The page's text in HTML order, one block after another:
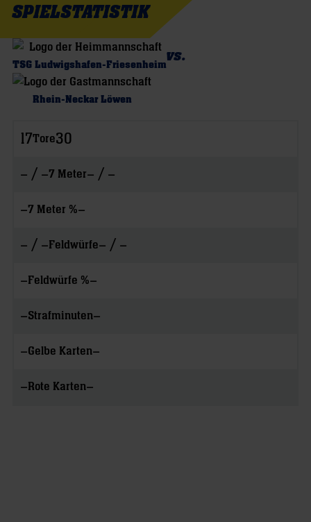
SPIELSTATISTIK
TSG Ludwigshafen-Friesenheim
vs.
Rhein-Neckar Löwen
17Tore30
– / –7 Meter– / –
–7 Meter %–
– / –Feldwürfe– / –
–Feldwürfe %–
–Strafminuten–
–Gelbe Karten–
–Rote Karten–